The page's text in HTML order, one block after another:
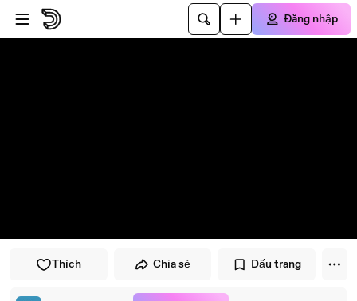
Đi đến trình phát
Đi đến nội dung chính
Đăng nhập
Thích Chia sẻ Dấu trang